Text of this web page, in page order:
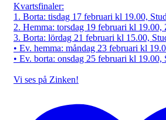
Kvartsfinaler:
1. Borta: tisdag 17 februari kl 19.00,
2. Hemma: torsdag 19 februari kl 19.00,
3. Borta: lördag 21 februari kl 15.00,
• Ev. hemma: måndag 23 februari kl
• Ev. borta: onsdag 25 februari kl 19.00,
Vi ses på Zinken!